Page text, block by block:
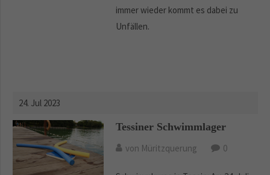
immer wieder kommt es dabei zu
Unfällen.
24. Jul 2023
Tessiner Schwimmlager
von Müritzquerung 0